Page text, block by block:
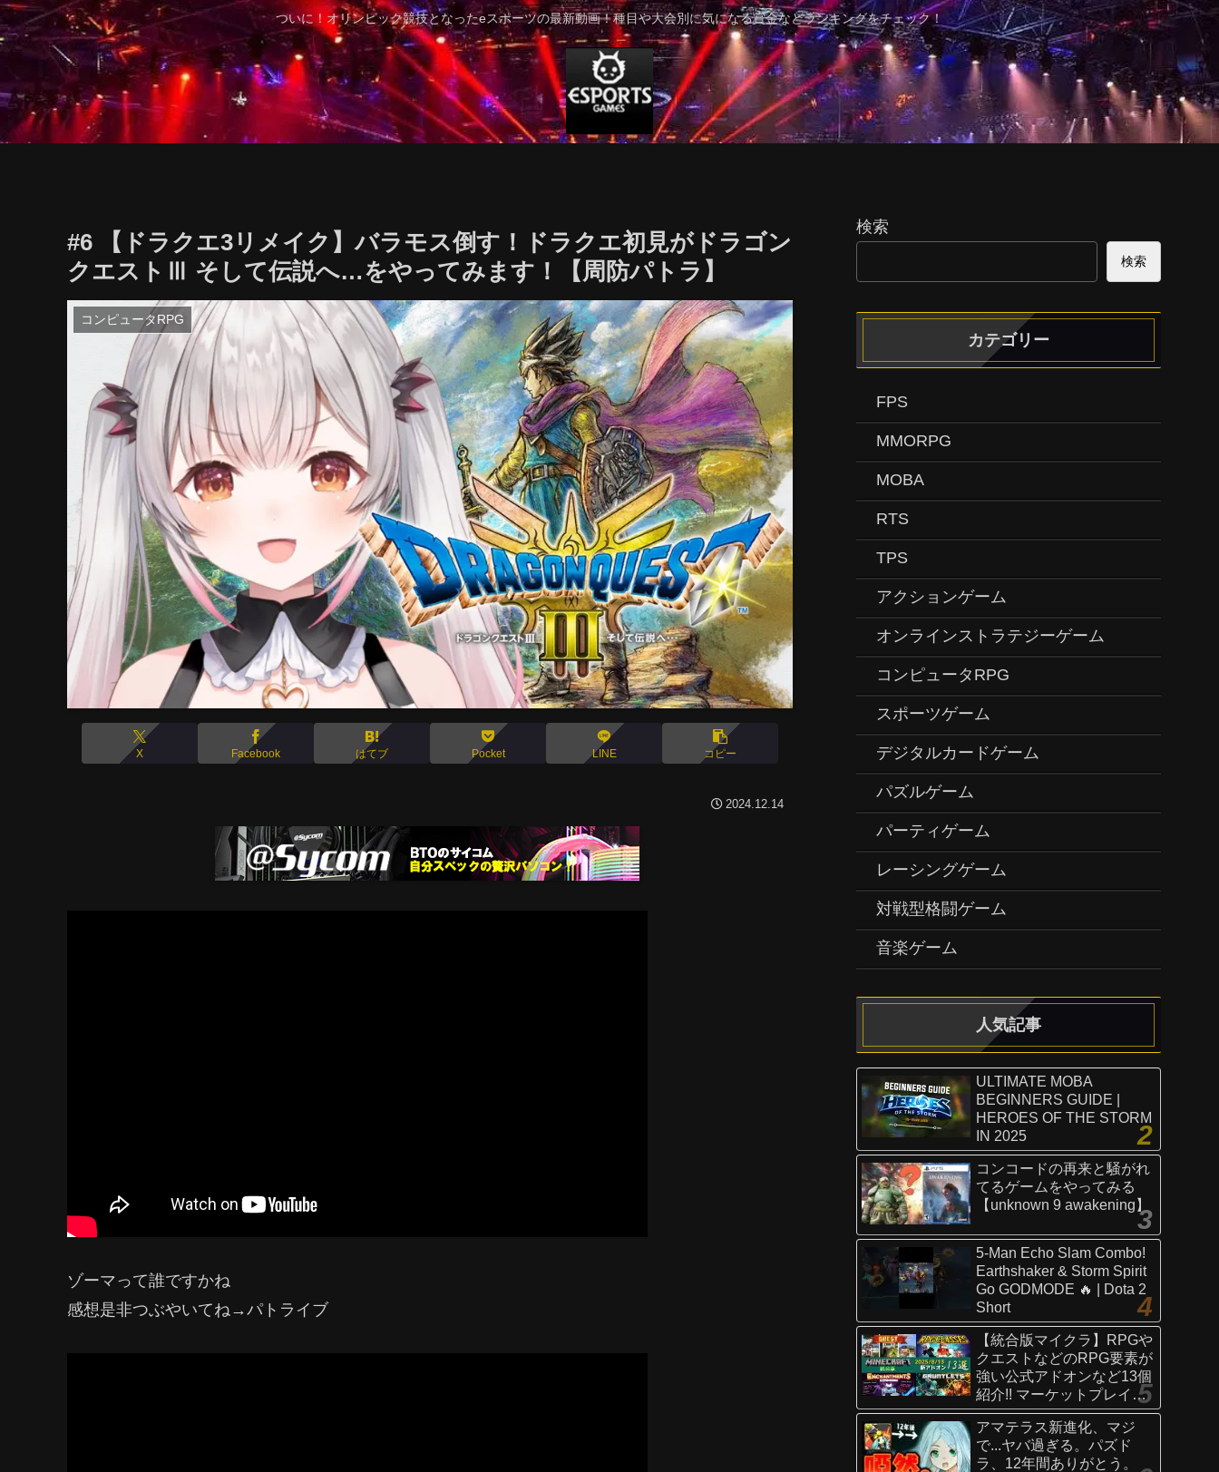
ついに！オリンピック競技となったeスポーツの最新動画！種目や大会別に気になる賞金などランキングをチェック！
#6 【ドラクエ3リメイク】バラモス倒す！ドラクエ初見がドラゴン
クエストⅢ そして伝説へ…をやってみます！【周防パトラ】
コンピュータRPG
X Facebook はてブ Pocket LINE コピー
2024.12.14
ゾーマって誰ですかね
感想是非つぶやいてね→パトライブ
検索
検索
カテゴリー
FPS
MMORPG
MOBA
RTS
TPS
アクションゲーム
オンラインストラテジーゲーム
コンピュータRPG
スポーツゲーム
デジタルカードゲーム
パズルゲーム
パーティゲーム
レーシングゲーム
対戦型格闘ゲーム
音楽ゲーム
人気記事
ULTIMATE MOBA
BEGINNERS GUIDE |
HEROES OF THE STORM
IN 2025
コンコードの再来と騒がれ
てるゲームをやってみる
【unknown 9 awakening】
5-Man Echo Slam Combo!
Earthshaker & Storm Spirit
Go GODMODE 🔥 | Dota 2
Short
【統合版マイクラ】RPGや
クエストなどのRPG要素が
強い公式アドオンなど13個
紹介!! マーケットプレイス
情報
【Switch/Win10/PE/PS/Xb
ox】
アマテラス新進化、マジ
で...ヤバ過ぎる。パズド
ラ、12年間ありがとう。